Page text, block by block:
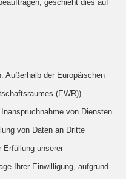
geschieht dies auf
Außerhalb der Europäischen
(EWR))
von Diensten
von Daten an Dritte
Erfüllung unserer
Ihrer Einwilligung, aufgrund